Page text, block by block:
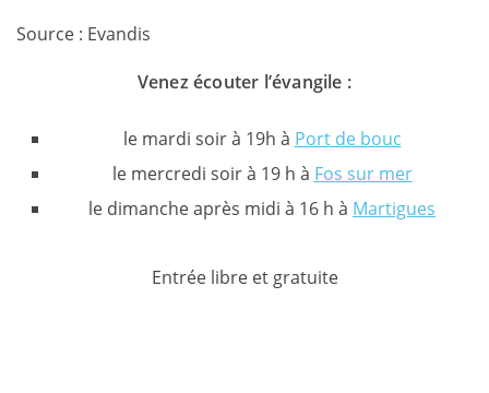
Source : Evandis
Venez écouter l’évangile :
le mardi soir à 19h à Port de bouc
le mercredi soir à 19 h à Fos sur mer
le dimanche après midi à 16 h à Martigues
Entrée libre et gratuite